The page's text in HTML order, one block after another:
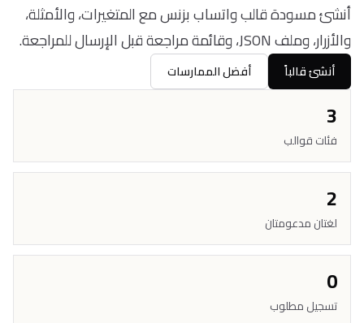
أنشئ مسودة قالب واتساب بزنس مع المتغيرات، والأمثلة،
والأزرار، وملف JSON، وقائمة مراجعة قبل الإرسال للمراجعة.
أنشئ قالباً أفضل الممارسات
3
فئات قوالب
2
لغتان مدعومتان
0
تسجيل مطلوب